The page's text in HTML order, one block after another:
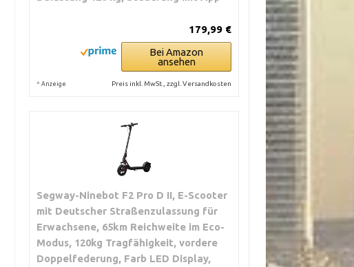
179,99 €
Bei Amazon
ansehen
* Anzeige Preis inkl. MwSt., zzgl. Versandkosten
Segway-Ninebot F2 Pro D II, E-Scooter
mit Deutscher Straßenzulassung für
Erwachsene, 65km Reichweite im Eco-
Modus, 120kg Tragfähigkeit, vordere
Doppelfederung, Farb LED Display,